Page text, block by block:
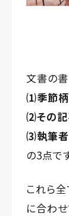
文書の書
⑴季節柄
⑵その記
⑶執筆者
の3点で
これら
に合わせ